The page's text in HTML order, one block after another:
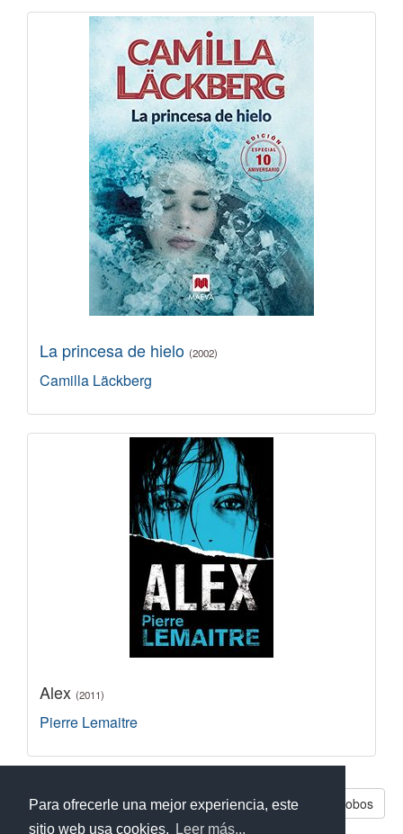
Para ofrecerle una mejor experiencia, este
sitio web usa cookies.
Leer más...
La princesa de hielo (2002)
Camilla Läckberg
Alex (2011)
Pierre Lemaitre
Libros parecidos a Lobos